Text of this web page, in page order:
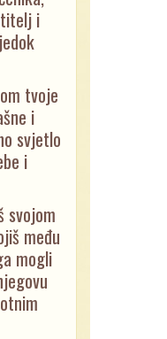
i
tvoje
i
svjetlo
i
svojom
među
mogli